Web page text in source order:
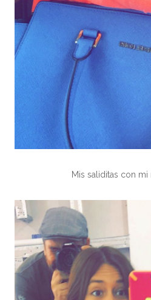
Mis saliditas con